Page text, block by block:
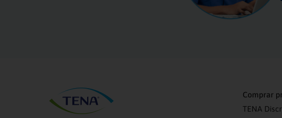
Comprar
TENA